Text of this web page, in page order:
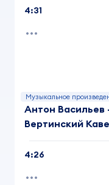
4:31
Музыкальное
Антон
Вертинский
4:26